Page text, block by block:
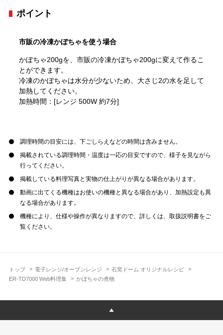
トップ 電子レンジ/オーブンレンジ
石窯ドーム オリジナルレシピ
ER-TD7000 Web料理集
かぼちゃの煮物
ポイント
市販の冷凍かぼちゃを使う場合
かぼちゃ200gを、市販の冷凍かぼちゃ200gに変えて作るこ
とができます。
冷凍のかぼちゃは水分が少ないため、大さじ2の水を足して
加熱してください。
加熱時間：[レンジ 500W 約7分]
調理時間の目安には、下ごしらえなどの時間は含みません。
掲載されている調理時間・温度は一応の目安ですので、様子を見ながら
行ってください。
掲載している料理写真と実物の仕上がりが異なる場合があります。
動画に出てくる機種はお使いの機種と異なる場合があり、加熱設定も異
なる場合があります。
機種により、仕様や操作が異なりますので、詳しくは、取扱説明書をご
覧ください。